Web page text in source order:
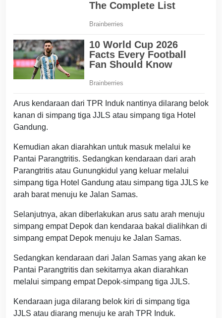
Arus kendaraan dari TPR Induk nantinya dilarang belok
kanan di simpang tiga JJLS atau simpang tiga Hotel
Gandung.
Kemudian akan diarahkan untuk masuk melalui ke
Pantai Parangtritis. Sedangkan kendaraan dari arah
Parangtritis atau Gunungkidul yang keluar melalui
simpang tiga Hotel Gandung atau simpang tiga JJLS ke
arah barat menuju ke Jalan Samas.
Selanjutnya, akan diberlakukan arus satu arah menuju
simpang empat Depok dan kendaraa bakal dialihkan di
simpang empat Depok menuju ke Jalan Samas.
Sedangkan kendaraan dari Jalan Samas yang akan ke
Pantai Parangtritis dan sekitarnya akan diarahkan
melalui simpang empat Depok-simpang tiga JJLS.
Kendaraan juga dilarang belok kiri di simpang tiga
JJLS atau diarang menuju ke arah TPR Induk.